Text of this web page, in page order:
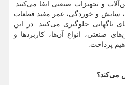
و تجهیزات صنعتی ایفا می‌کنند.
سایش و خوردگی، عمر مفید قطعات
ناگهانی جلوگیری می‌کنند. در این
صنعتی، انواع آن‌ها، کاربردها و
پرداخت.
می‌کند؟